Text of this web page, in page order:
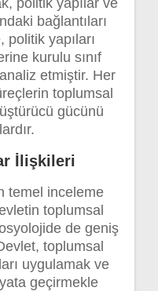
bağlantıları
yapıları
kurulu sınıf
etmiştir. Her
toplumsal
gücünü
İlişkileri
temel inceleme
toplumsal
de geniş
toplumsal
uygulamak ve
geçirmekle